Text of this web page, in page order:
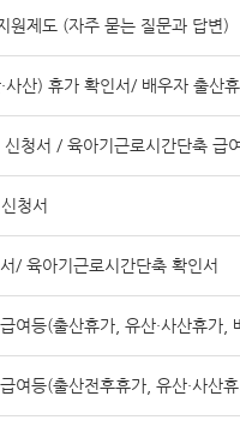
원제도 (자주 묻는 질문과 답변)
산) 휴가 확인서/ 배우자 출산
청서 / 육아기근로시간단축 급
청서
/ 육아기근로시간단축 확인서
여등(출산휴가, 유산·사산휴가,
여등(출산전후휴가, 유산·사산